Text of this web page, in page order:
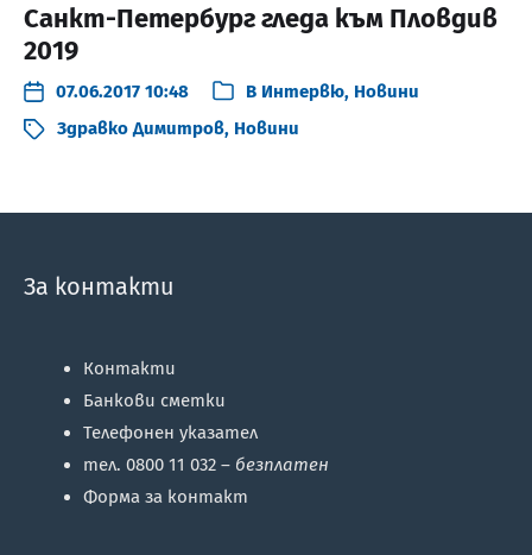
Санкт-Петербург гледа към Пловдив
2019
07.06.2017 10:48 В Интервю, Новини
Здравко Димитров, Новини
За контакти
Контакти
Банкови сметки
Телефонен указател
тел. 0800 11 032 – безплатен
Форма за контакт